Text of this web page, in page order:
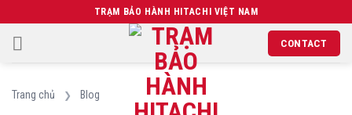
đến
dung
TRẠM BẢO HÀNH HITACHI VIỆT NAM
CONTACT
Trang chủ ❯ Blog